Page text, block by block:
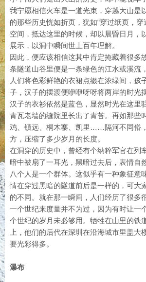
我宁愿相信火车是一道光束，穿越大山是
的那些历史恍如折页，犹如“穿过纸页，穿
空间，抵达这里的时候，却以晨昏日月，
展示，以洞中瞬间世上百年理解。
因此，便应该相信这其中肯定掩藏着很多
条隧道山谷里便是一条绿色的江水或溪流
人们将色彩鲜艳的衣裙点缀在浓绿间，孩
子，汉子的摆渡便咿咿呀呀将两岸的时光
汉子的衣衫依然是蓝色，显然时光在这里
青瓦老墙的缝院里长出了青苔。再如那些
鸡、镇远、桐木寨、凯里……隔河不同俗
方，压缩了多少岁月的长度。
在洞穿的历史中，曾经有个纳粹军官在列
暗中被扇了一耳光，黑暗过去后，表情自
八个人是一个群体。这似乎有一种象征意
情在穿过黑暗的隧道前后是一样的，可大
的不同。就在那一瞬间，人们经历了很多
一个世纪来度量并不为过，因为有时让一
个世纪的岁月未必够用。牺牲在山里的铁
上，他们的后代在深圳在沿海城市里盖大
要光彩得多。
瀑布